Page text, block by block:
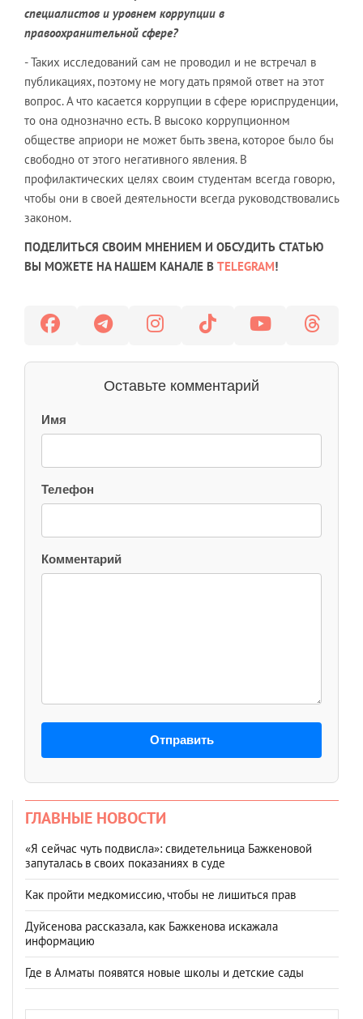
специалистов и уровнем коррупции в
правоохранительной сфере?
- Таких исследований сам не проводил и не встречал в
публикациях, поэтому не могу дать прямой ответ на этот
вопрос. А что касается коррупции в сфере юриспруденции,
то она однозначно есть. В высоко коррупционном
обществе априори не может быть звена, которое было бы
свободно от этого негативного явления. В
профилактических целях своим студентам всегда говорю,
чтобы они в своей деятельности всегда руководствовались
законом.
ПОДЕЛИТЬСЯ СВОИМ МНЕНИЕМ И ОБСУДИТЬ СТАТЬЮ
ВЫ МОЖЕТЕ НА НАШЕМ КАНАЛЕ В TELEGRAM!
Оставьте комментарий
Имя
Телефон
Комментарий
Отправить
ГЛАВНЫЕ НОВОСТИ
«Я сейчас чуть подвисла»: свидетельница Бажкеновой
запуталась в своих показаниях в суде
Как пройти медкомиссию, чтобы не лишиться прав
Дуйсенова рассказала, как Бажкенова искажала
информацию
Где в Алматы появятся новые школы и детские сады